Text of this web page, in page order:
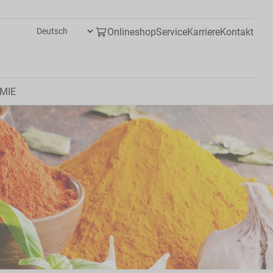
OnlineshopServiceKarriereKontakt